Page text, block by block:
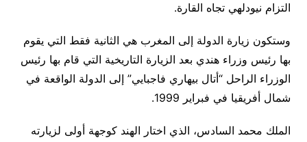
التزام نيودلهي تجاه القارة.
وستكون زيارة الدولة إلى المغرب هي الثانية فقط التي يقوم
بها رئيس وزراء هندي بعد الزيارة التاريخية التي قام بها رئيس
الوزراء الراحل “أتال بيهاري فاجبايي” إلى الدولة الواقعة في
شمال أفريقيا في فبراير 1999.
الملك محمد السادس، الذي اختار الهند كوجهة أولى لزيارته